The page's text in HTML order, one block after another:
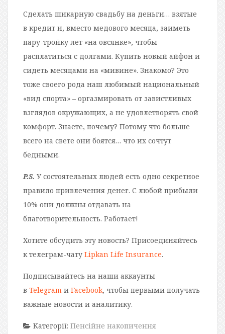
Сделать шикарную свадьбу на деньги… взятые
в кредит и, вместо медового месяца, заиметь
пару-тройку лет «на овсянке», чтобы
расплатиться с долгами. Купить новый айфон и
сидеть месяцами на «мивине». Знакомо? Это
тоже своего рода наш любимый национальный
«вид спорта» – оргазмировать от завистливых
взглядов окружающих, а не удовлетворять свой
комфорт. Знаете, почему? Потому что больше
всего на свете они боятся… что их сочтут
бедными.
P.S. У состоятельных людей есть одно секретное
правило привлечения денег. С любой прибыли
10% они должны отдавать на
благотворительность. Работает!
Хотите обсудить эту новость? Присоединяйтесь
к телеграм-чату Lipkan Life Insurance.
Подписывайтесь на наши аккаунты
в Telegram и Facebook, чтобы первыми получать
важные новости и аналитику.
Категорії: Пенсійне накопичення